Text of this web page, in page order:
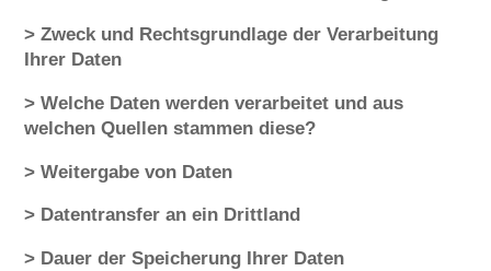
> Zweck und Rechtsgrundlage der Verarbeitung
Ihrer Daten
> Welche Daten werden verarbeitet und aus
welchen Quellen stammen diese?
> Weitergabe von Daten
> Datentransfer an ein Drittland
> Dauer der Speicherung Ihrer Daten